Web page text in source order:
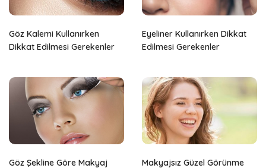
Göz Kalemi Kullanırken
Dikkat Edilmesi Gerekenler
Eyeliner Kullanırken Dikkat
Edilmesi Gerekenler
Göz Şekline Göre Makyaj
Makyajsız Güzel Görünme